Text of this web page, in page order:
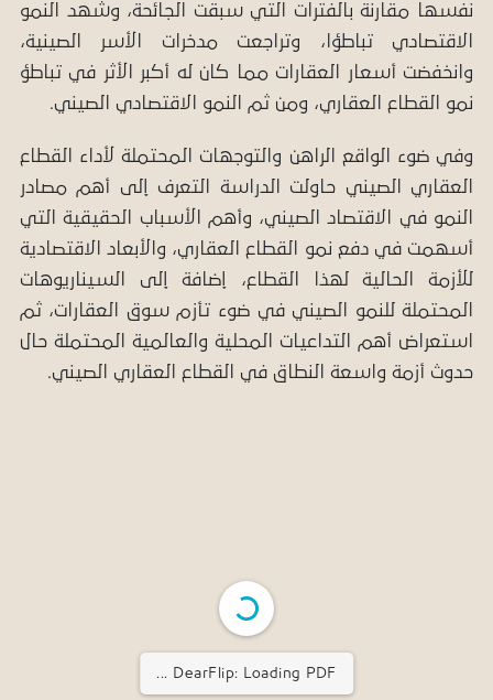
نفسها مقارنة بالفترات التي سبقت الجائحة، وشهد النمو
الاقتصادي تباطؤا، وتراجعت مدخرات الأسر الصينية،
وانخفضت أسعار العقارات مما كان له أكبر الأثر في تباطؤ
نمو القطاع العقاري، ومن ثم النمو الاقتصادي الصيني.
وفي ضوء الواقع الراهن والتوجهات المحتملة لأداء القطاع
العقاري الصيني حاولت الدراسة التعرف إلى أهم مصادر
النمو في الاقتصاد الصيني، وأهم الأسباب الحقيقية التي
أسهمت في دفع نمو القطاع العقاري، والأبعاد الاقتصادية
للأزمة الحالية لهذا القطاع، إضافة إلى السيناريوهات
المحتملة للنمو الصيني في ضوء تأزم سوق العقارات، ثم
استعراض أهم التداعيات المحلية والعالمية المحتملة حال
حدوث أزمة واسعة النطاق في القطاع العقاري الصيني.
DearFlip: Loading PDF ...